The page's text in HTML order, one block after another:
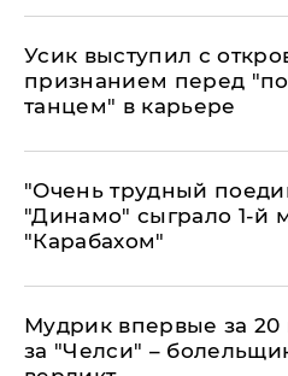
Усик выступил с
признанием перед
танцем" в карьере
"Очень трудный
"Динамо" сыграло 1-й
"Карабахом"
Мудрик впервые за 20
за "Челси" –